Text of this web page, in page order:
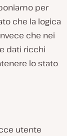
per
che la logica
che nei
dati ricchi
lo stato
utente